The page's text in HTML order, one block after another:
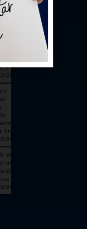
|
2026
6
y
|
2026
6ta |
2026
de 2
|
2026